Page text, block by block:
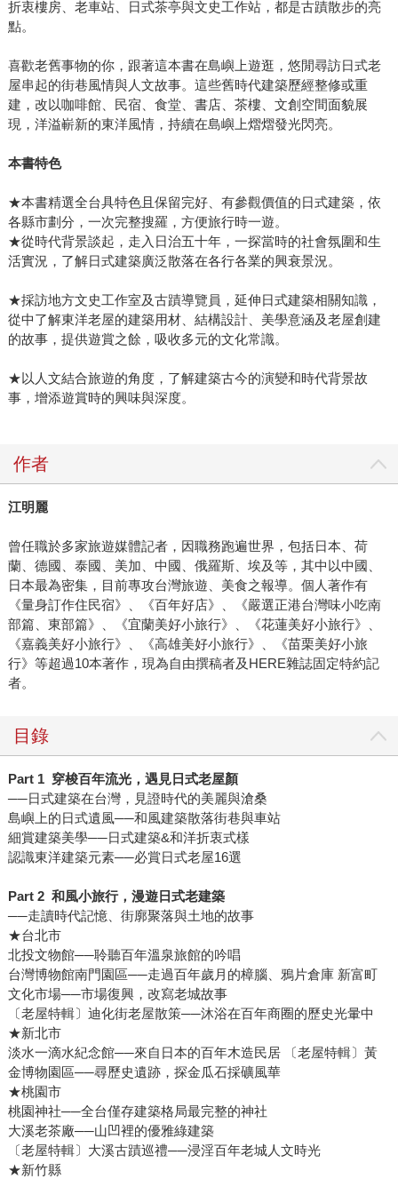
折衷樓房、老車站、日式茶亭與文史工作站，都是古蹟散步的亮
點。
喜歡老舊事物的你，跟著這本書在島嶼上遊逛，悠閒尋訪日式老
屋串起的街巷風情與人文故事。這些舊時代建築歷經整修或重
建，改以咖啡館、民宿、食堂、書店、茶樓、文創空間面貌展
現，洋溢嶄新的東洋風情，持續在島嶼上熠熠發光閃亮。
本書特色
★本書精選全台具特色且保留完好、有參觀價值的日式建築，依
各縣市劃分，一次完整搜羅，方便旅行時一遊。
★從時代背景談起，走入日治五十年，一探當時的社會氛圍和生
活實況，了解日式建築廣泛散落在各行各業的興衰景況。
★採訪地方文史工作室及古蹟導覽員，延伸日式建築相關知識，
從中了解東洋老屋的建築用材、結構設計、美學意涵及老屋創建
的故事，提供遊賞之餘，吸收多元的文化常識。
★以人文結合旅遊的角度，了解建築古今的演變和時代背景故
事，增添遊賞時的興味與深度。
作者
江明麗
曾任職於多家旅遊媒體記者，因職務跑遍世界，包括日本、荷
蘭、德國、泰國、美加、中國、俄羅斯、埃及等，其中以中國、
日本最為密集，目前專攻台灣旅遊、美食之報導。個人著作有
《量身訂作住民宿》、《百年好店》、《嚴選正港台灣味小吃南
部篇、東部篇》、《宜蘭美好小旅行》、《花蓮美好小旅行》、
《嘉義美好小旅行》、《高雄美好小旅行》、《苗栗美好小旅
行》等超過10本著作，現為自由撰稿者及HERE雜誌固定特約記
者。
目錄
Part 1 穿梭百年流光，遇見日式老屋顏
──日式建築在台灣，見證時代的美麗與滄桑
島嶼上的日式遺風──和風建築散落街巷與車站
細賞建築美學──日式建築&和洋折衷式樣
認識東洋建築元素──必賞日式老屋16選
Part 2 和風小旅行，漫遊日式老建築
──走讀時代記憶、街廓聚落與土地的故事
★台北市
北投文物館──聆聽百年溫泉旅館的吟唱
台灣博物館南門園區──走過百年歲月的樟腦、鴉片倉庫 新富町
文化市場──市場復興，改寫老城故事
〔老屋特輯〕迪化街老屋散策──沐浴在百年商圈的歷史光暈中
★新北市
淡水一滴水紀念館──來自日本的百年木造民居 〔老屋特輯〕黃
金博物園區──尋歷史遺跡，探金瓜石採礦風華
★桃園市
桃園神社──全台僅存建築格局最完整的神社
大溪老茶廠──山凹裡的優雅綠建築
〔老屋特輯〕大溪古蹟巡禮──浸淫百年老城人文時光
★新竹縣